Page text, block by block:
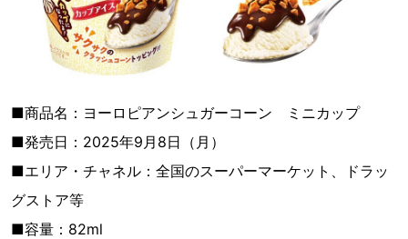
■商品名：ヨーロピアンシュガーコーン ミニカップ
■発売日：2025年9月8日（月）
■エリア・チャネル：全国のスーパーマーケット、ドラッ
グストア等
■容量：82ml